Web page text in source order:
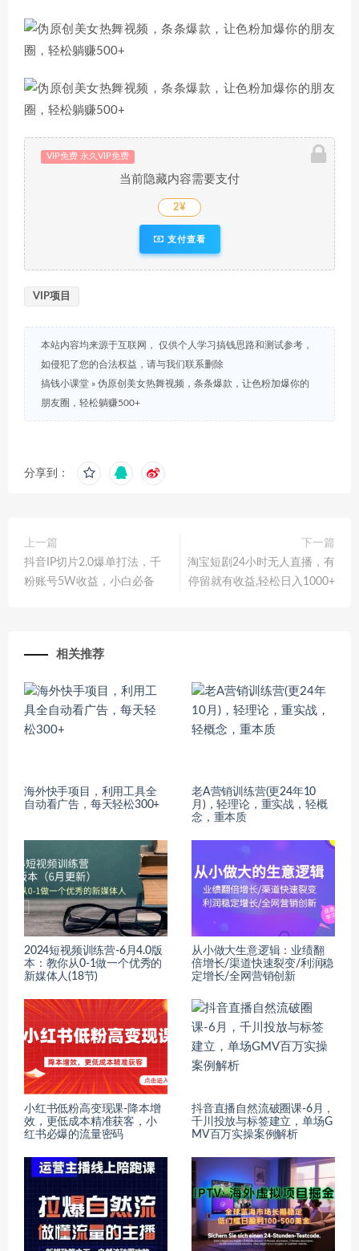
VIP免费 永久VIP免费
当前隐藏内容需要支付
2¥
支付查看
VIP项目
本站内容均来源于互联网， 仅供个人学习搞钱思路和测试参考，
如侵犯了您的合法权益，请与我们联系删除
搞钱小课堂 » 伪原创美女热舞视频，条条爆款，让色粉加爆你的
朋友圈，轻松躺赚500+
分享到：
上一篇
抖音IP切片2.0爆单打法，千
粉账号5W收益，小白必备
下一篇
淘宝短剧24小时无人直播，有
停留就有收益,轻松日入1000+
相关推荐
海外快手项目，利用工具全
自动看广告，每天轻松300+
老A营销训练营(更24年10
月)，轻理论，重实战，轻概
念，重本质
2024短视频训练营-6月4.0版
本：教你从0-1做一个优秀的
新媒体人(18节)
从小做大生意逻辑：业绩翻
倍增长/渠道快速裂变/利润稳
定增长/全网营销创新
小红书低粉高变现课-降本增
效，更低成本精准获客，小
红书必爆的流量密码
抖音直播自然流破圈课-6月，
千川投放与标签建立，单场G
MV百万实操案例解析